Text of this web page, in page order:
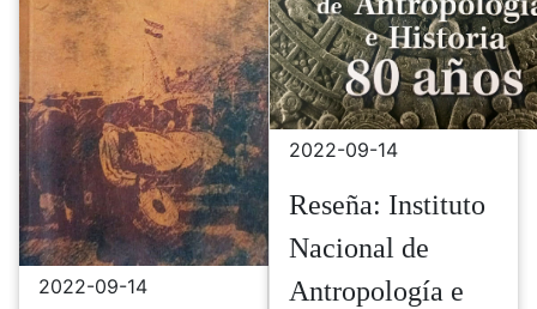
2022-09-14
2022-09-14
Reseña: Instituto
Nacional de
Antropología e